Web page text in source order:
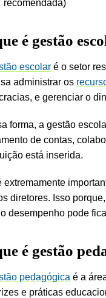
recomendada)
é gestão
escolar é o setor
administrar os
e gerenciar o
forma, a gestão
de contas,
está inserida.
extremamente
diretores. Isso
desempenho pode
é gestão
pedagógica é a
e práticas